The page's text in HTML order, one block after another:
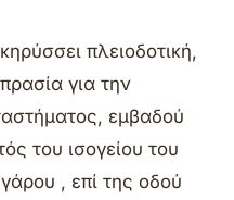
πλειοδοτική,
για την
εμβαδού
του ισογείου του
, επί της οδού